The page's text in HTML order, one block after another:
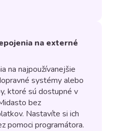
na externé
na najpoužívanejšie
systémy alebo
ktoré sú dostupné v
bez
Nastavíte si ich
pomoci programátora.